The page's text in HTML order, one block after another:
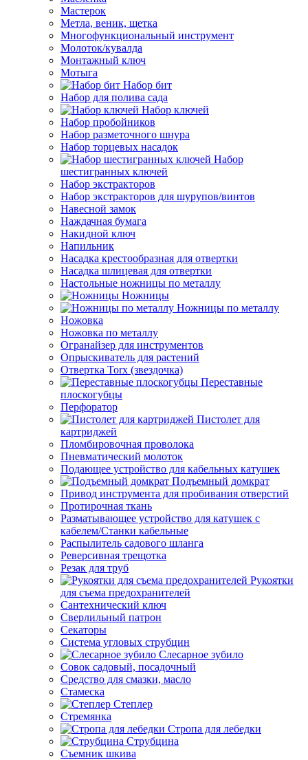
Мастерок
Метла, веник, щетка
Многофункциональный инструмент
Молоток/кувалда
Монтажный ключ
Мотыга
Набор бит
Набор для полива сада
Набор ключей
Набор пробойников
Набор разметочного шнура
Набор торцевых насадок
Набор
шестигранных ключей
Набор экстракторов
Набор экстракторов для шурупов/винтов
Навесной замок
Наждачная бумага
Накидной ключ
Напильник
Насадка крестообразная для отвертки
Насадка шлицевая для отвертки
Настольные ножницы по металлу
Ножницы
Ножницы по металлу
Ножовка
Ножовка по металлу
Огранайзер для инструментов
Опрыскиватель для растений
Отвертка Torx (звездочка)
Переставные
плоскогубцы
Перфоратор
Пистолет для
картриджей
Пломбировочная проволока
Пневматический молоток
Подающее устройство для кабельных катушек
Подъемный домкрат
Привод инструмента для пробивания отверстий
Протирочная ткань
Разматывающее устройство для катушек с
кабелем/Станки кабельные
Распылитель садового шланга
Реверсивная трещотка
Резак для труб
Рукоятки
для съема предохранителей
Сантехнический ключ
Сверлильный патрон
Секаторы
Система угловых струбцин
Слесарное зубило
Совок садовый, посадочный
Средство для смазки, масло
Стамеска
Степлер
Стремянка
Стропа для лебедки
Струбцина
Съемник шкива